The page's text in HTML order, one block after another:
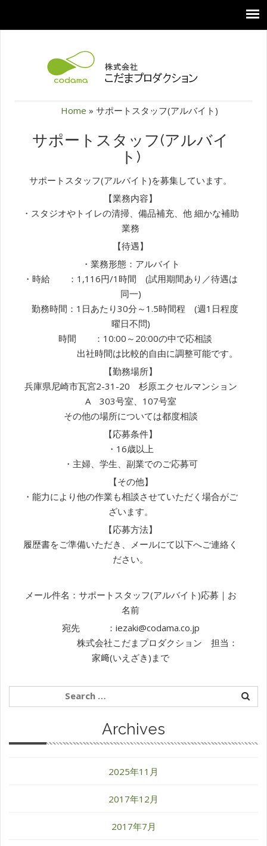
Home » サポートスタッフ(アルバイト)
サポートスタッフ(アルバイ
ト)
サポートスタッフ(アルバイト)を募集しています。
【業務内容】
・スタジオやトイレの清掃、備品補充、他 細かな補助
業務
【待遇】
・業務形態：アルバイト
・時給 ：1,116円/1時間 (試用期間あり／待遇は
同一)
勤務時間：1日あたり30分～1.5時間程 (週1日程度
曜日不問)
時間 ：10:00～20:00の中で応相談
出社時間は比較的自由に調整可能です。
【勤務場所】
兵庫県尼崎市瓦宮2-31-20 杉原エクセルマンション
A 303号室、107号室
その他の場所については都度相談
【応募条件】
・16歳以上
・主婦、学生、副業でのご応募可
【その他】
・能力により他の作業も相談させていただく場合がご
ざいます。
【応募方法】
履歴書をご準備いただき、メールにて以下へご連絡く
ださい。
メール件名：サポートスタッフ(アルバイト)応募｜お
名前
宛先 ：iezaki@codama.co.jp
株式会社こだまプロダクション 担当：
家﨑(いえざき)まで
Archives
2025年11月
2017年12月
2017年7月